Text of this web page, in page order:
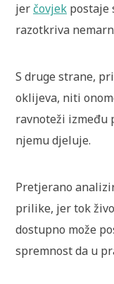
jer čovjek postaje
razotkriva
S druge strane,
oklijeva, niti
ravnoteži između
njemu djeluje.
Pretjerano
prilike, jer tok
dostupno može
spremnost da u